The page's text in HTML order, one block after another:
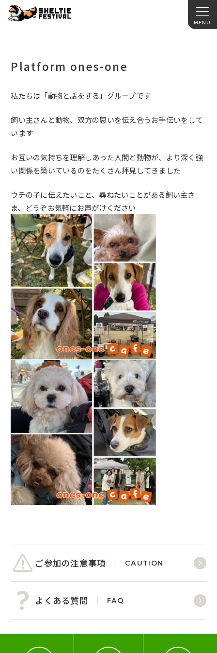
Platform ones-one
私たちは「動物と話をする」グループです
飼い主さんと動物、双方の思いを伝え合うお手伝いをして
います
お互いの気持ちを理解しあった人間と動物が、
より深く強
い関係を築いているのをたくさん拝見してきました
ウチの子に伝えたいこと、尋ねたいことがある飼い主さ
ま、 どうぞお気軽にお声がけください
ご参加の注意事項 CAUTION
よくある質問 FAQ